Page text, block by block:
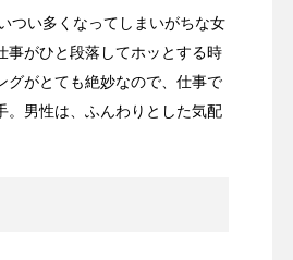
つい多くなってしまいがちな女
事がひと段落してホッとする時
グがとても絶妙なので、仕事で
。男性は、ふんわりとした気配